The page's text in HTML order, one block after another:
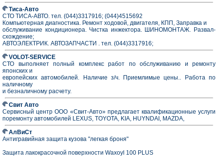
Тиса-Авто
СТО ТИСА-АВТО. тел. (044)3317916; (044)4515692
Компьютерная диагностика. Ремонт ходовой, двигателя, КПП, Заправка и
обслуживание кондиционера. Чистка инжектора. ШИНОМОНТАЖ. Развал-
схождение;
АВТОЭЛЕКТРИК. АВТОЗАПЧАСТИ . тел. (044)3317916;
VOLOT-SERVICE
СТО выполняет полный комплекс работ по обслуживанию и ремонту
японских и
европейских автомобилей. Наличие з/ч. Приемлимые цены.. Работа по
наличному
и безналичному расчету.
Свит Авто
Cервисный центр ООО «Свит-Авто» предлагает квалификационные услуги
поремонту автомобилей LEXUS, TOYOTA, KIA, HUYNDAI, MAZDA,
АлВиСт
Антигравийная защита кузова "легкая броня"
Защита лакокрасочной поверхности Waxoyl 100 PLUS